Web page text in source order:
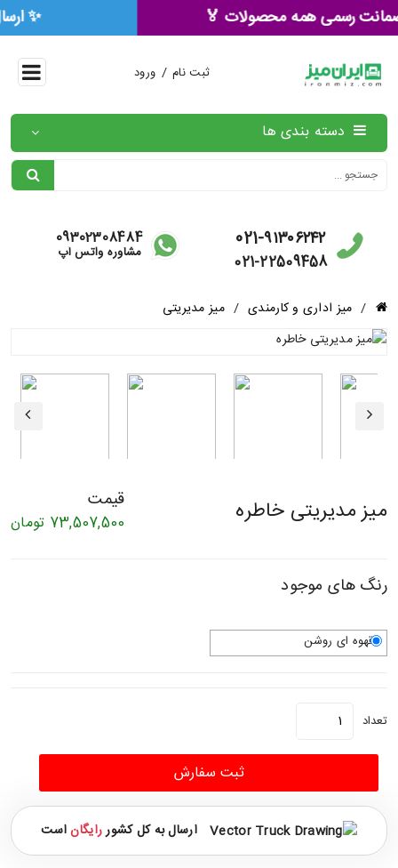
🏅 ۳ سال ضمانت رسمی همه محصولات 🏅
ثبت نام / ورود
دسته بندی ها
021-۹۱۳۰۶۲۴۲
021-22509458
09302308484
مشاوره واتس آپ
/ میز اداری و کارمندی / میز مدیریتی
میز مدیریتی خاطره قیمت
73,507,500 تومان
رنگ های موجود
قهوه ای روشن
تعداد
ثبت سفارش
ارسال به کل کشوررایگاناست